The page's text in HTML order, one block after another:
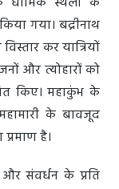
गया। बद्रीनाथ
कर यात्रियों
और त्योहारों को
किए। महाकुंभ के
के बावजूद
है।
संवर्धन के प्रति